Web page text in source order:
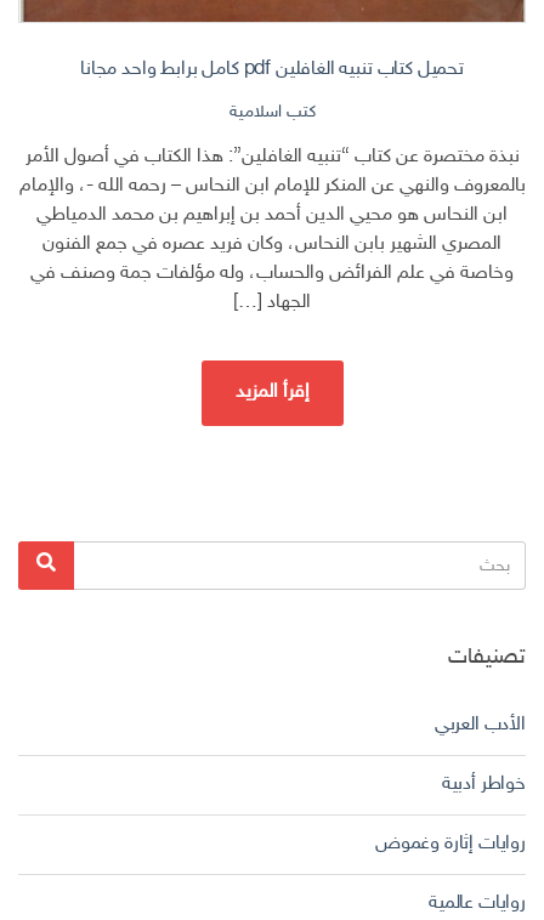
تحميل كتاب تنبيه الغافلين pdf كامل برابط واحد مجانا
كتب اسلامية
نبذة مختصرة عن كتاب “تنبيه الغافلين”: هذا الكتاب في أصول الأمر
بالمعروف والنهي عن المنكر للإمام ابن النحاس – رحمه الله -، والإمام
ابن النحاس هو محيي الدين أحمد بن إبراهيم بن محمد الدمياطي
المصري الشهير بابن النحاس، وكان فريد عصره في جمع الفنون
وخاصة في علم الفرائض والحساب، وله مؤلفات جمة وصنف في
الجهاد […]
إقرأ المزيد
البحث
عن:
بحث
تصنيفات
الأدب العربي
خواطر أدبية
روايات إثارة وغموض
روايات عالمية